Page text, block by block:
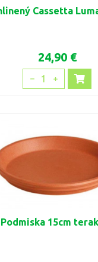
Cassetta
24,90 €
1
Podmiska 15cm